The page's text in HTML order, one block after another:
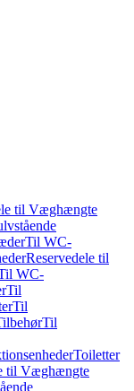
til Væghængte
Til WC-
Reservedele til
WC-
Til
Til
Til
Toiletter
til Væghængte